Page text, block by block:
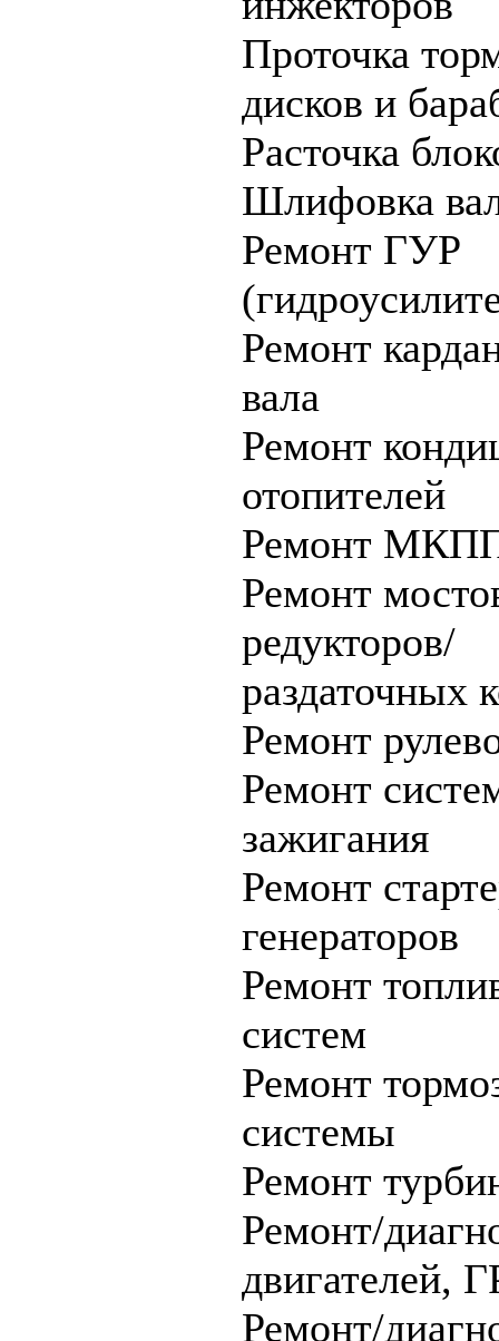
Проточка
дисков и
Расточка
Шлифовка
Ремонт ГУР
Ремонт
вала
Ремонт
отопителей
Ремонт
Ремонт
редукторов/
раздаточных
Ремонт
Ремонт
зажигания
Ремонт
генераторов
Ремонт
систем
Ремонт
системы
Ремонт
Ремонт/
двигателей,
Ремонт/